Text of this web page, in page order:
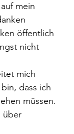
mein
öffentlich
nicht
mich
dass ich
müssen.
über